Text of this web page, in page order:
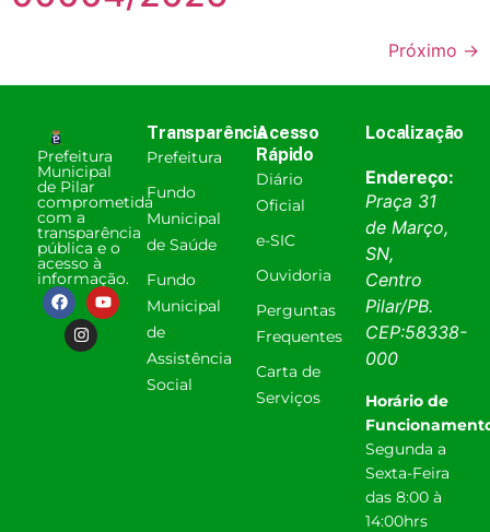
Próximo →
Prefeitura
Municipal
de Pilar
comprometida
com a
transparência
pública e o
acesso à
informação.
Transparência
Prefeitura
Fundo
Municipal
de Saúde
Fundo
Municipal
de
Assistência
Social
Acesso
Rápido
Diário
Oficial
e-SIC
Ouvidoria
Perguntas
Frequentes
Carta de
Serviços
Localização
Endereço:
Praça 31
de Março,
SN,
Centro
Pilar/PB.
CEP:58338-
000
Horário de
Segunda a
Sexta-Feira
das 8:00 à
14:00hrs